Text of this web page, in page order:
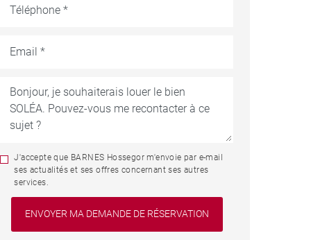
J'accepte que BARNES Hossegor m'envoie par e-mail
ses actualités et ses offres concernant ses autres
services.